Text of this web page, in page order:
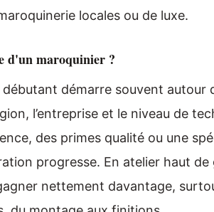
locales ou de luxe.
d'un maroquinier ?
démarre souvent autour
l’entreprise et le niveau de
des primes qualité ou une
progresse. En atelier haut
nettement davantage,